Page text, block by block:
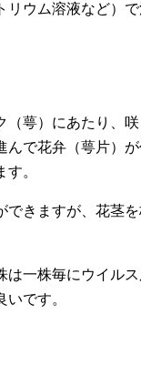
リウム溶液など）
萼）にあたり、
んで花弁（萼片）
。
きますが、花茎
一株毎にウイル
です。